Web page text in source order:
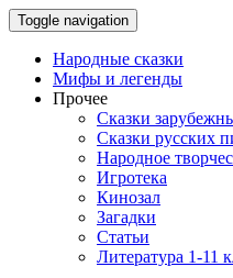
Toggle navigation
Народные сказки
Мифы и легенды
Прочее
Сказки
Сказки русских
Народное
Игротека
Кинозал
Загадки
Статьи
Литература 1-11